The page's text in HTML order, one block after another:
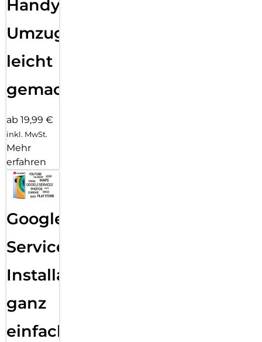
Handy
Umzug
leicht
gemacht!
ab 19,99 €
inkl. MwSt.
Mehr
erfahren
Google
Services
Installation
ganz
einfach